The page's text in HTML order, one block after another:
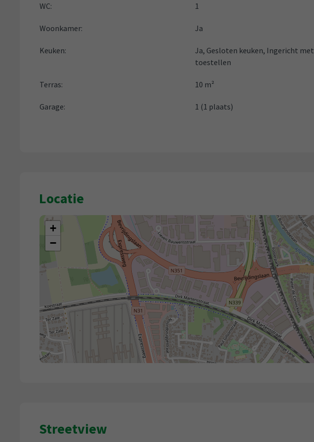
WC: 1
Woonkamer: Ja
Keuken: Ja, Gesloten keuken, Ingericht met
toestellen
Terras: 10 m²
Garage: 1 (1 plaats)
Locatie
+
−
Streetview